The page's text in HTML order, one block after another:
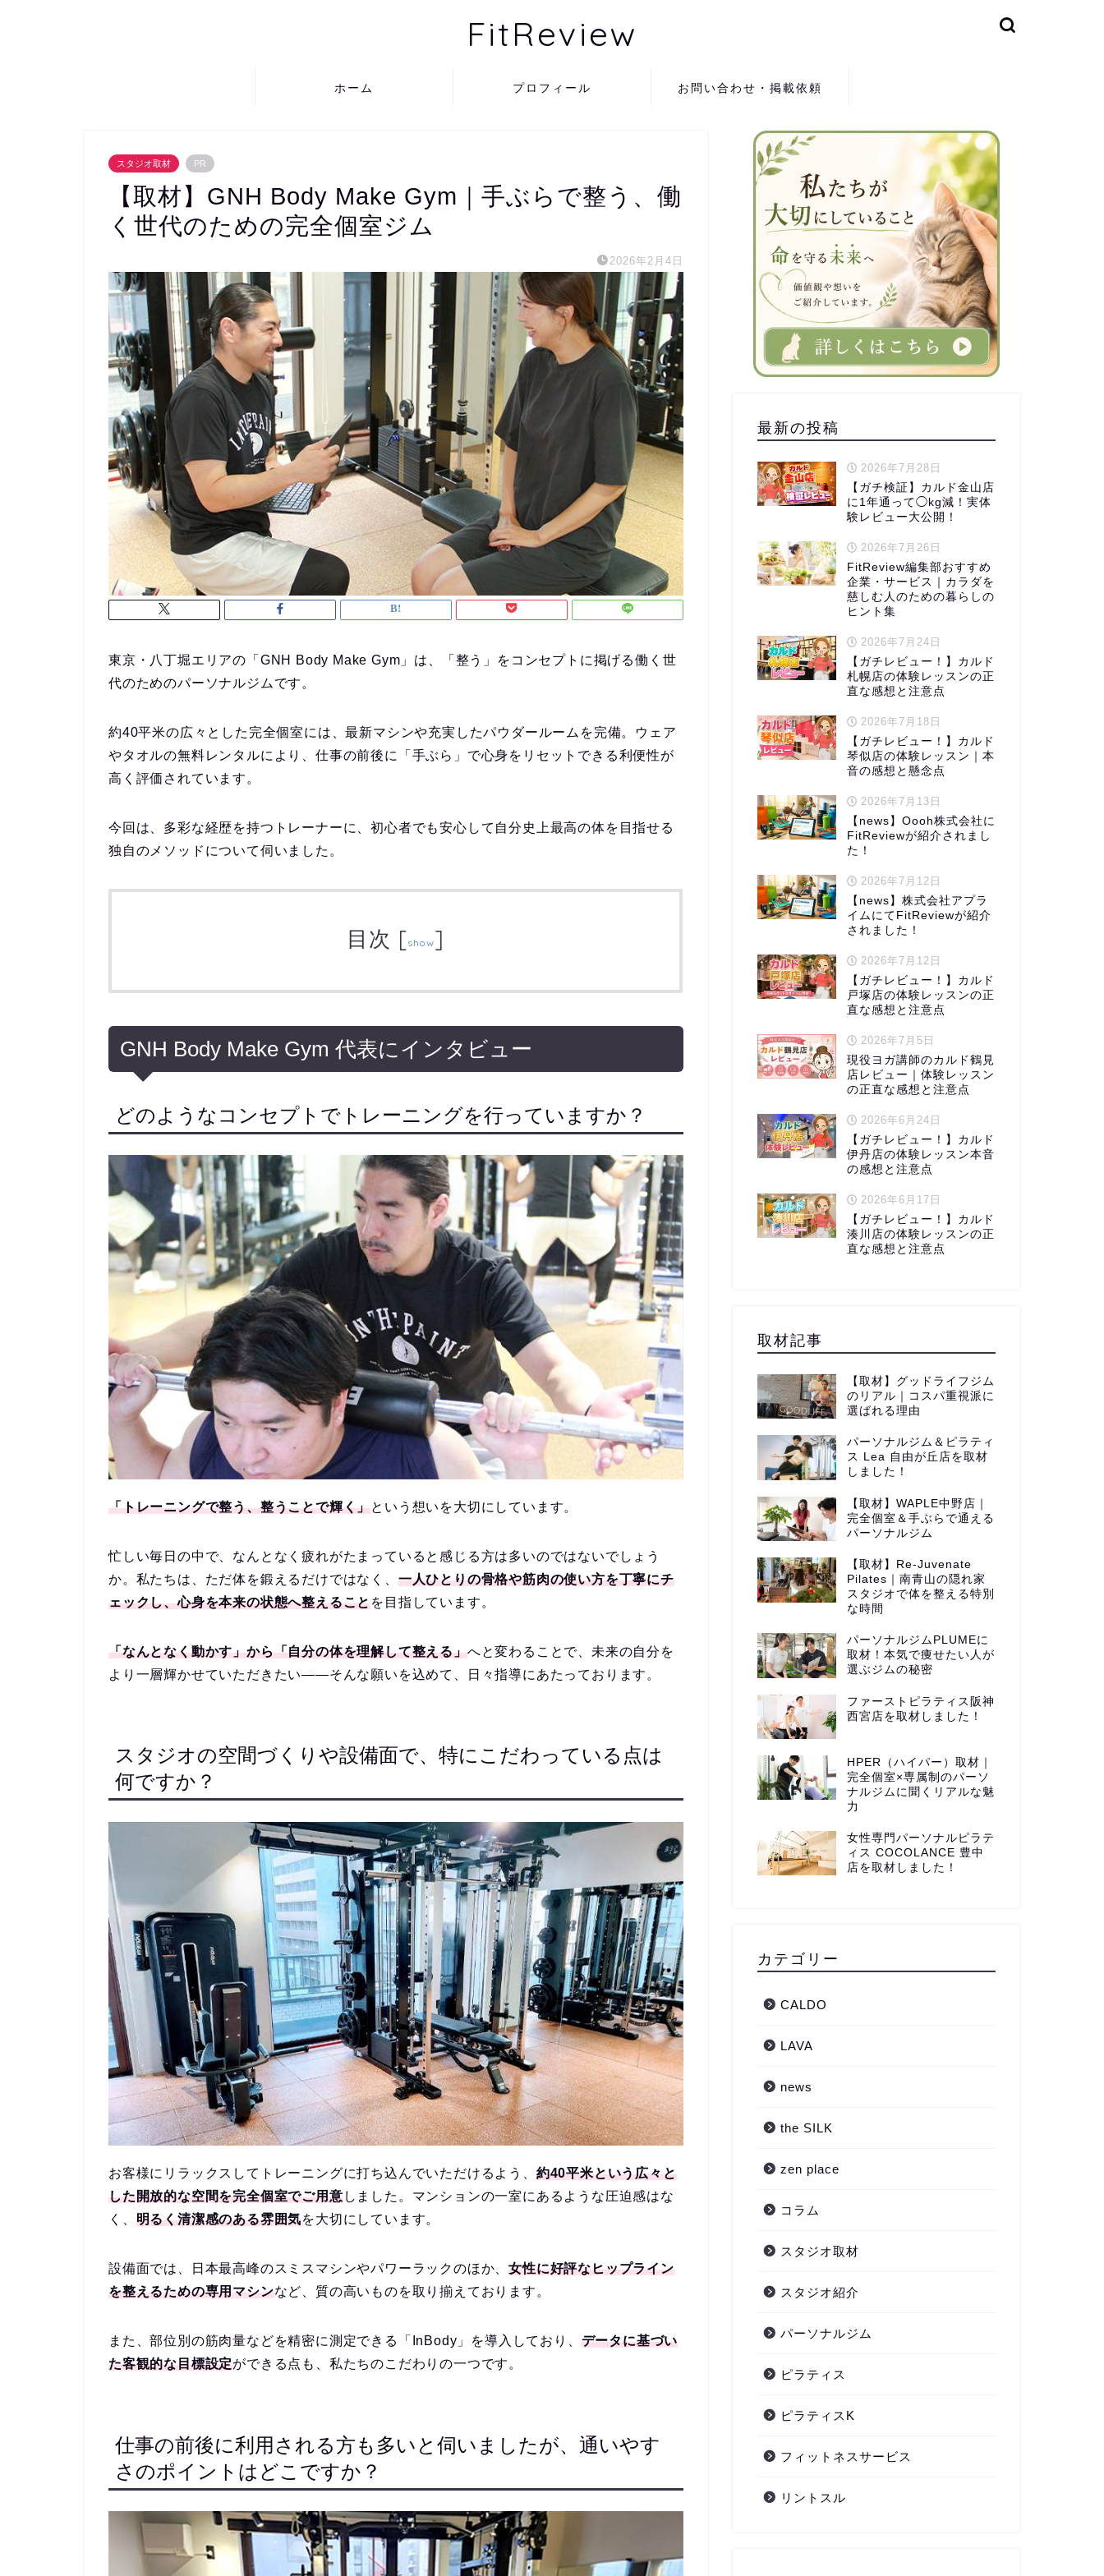
FitReview
ホーム プロフィール お問い合わせ・掲載依頼
スタジオ取材 PR
【取材】GNH Body Make Gym｜手ぶらで整う、働
く世代のための完全個室ジム
2026年2月4日
東京・八丁堀エリアの「GNH Body Make Gym」は、「整う」をコンセプトに掲げる働く世
代のためのパーソナルジムです。
約40平米の広々とした完全個室には、最新マシンや充実したパウダールームを完備。ウェア
やタオルの無料レンタルにより、仕事の前後に「手ぶら」で心身をリセットできる利便性が
高く評価されています。
今回は、多彩な経歴を持つトレーナーに、初心者でも安心して自分史上最高の体を目指せる
独自のメソッドについて伺いました。
目次 [show]
GNH Body Make Gym 代表にインタビュー
どのようなコンセプトでトレーニングを行っていますか？
「トレーニングで整う、整うことで輝く」という想いを大切にしています。
忙しい毎日の中で、なんとなく疲れがたまっていると感じる方は多いのではないでしょう
か。私たちは、ただ体を鍛えるだけではなく、 一人ひとりの骨格や筋肉の使い方を丁寧にチ
ェックし、心身を本来の状態へ整えることを目指しています。
「なんとなく動かす」から「自分の体を理解して整える」へと変わることで、未来の自分を
より一層輝かせていただきたい——そんな願いを込めて、日々指導にあたっております。
スタジオの空間づくりや設備面で、特にこだわっている点は
何ですか？
お客様にリラックスしてトレーニングに打ち込んでいただけるよう、 約40平米という広々と
した開放的な空間を完全個室でご用意しました。マンションの一室にあるような圧迫感はな
く、 明るく清潔感のある雰囲気を大切にしています。
設備面では、日本最高峰のスミスマシンやパワーラックのほか、女性に好評なヒップライン
を整えるための専用マシンなど、質の高いものを取り揃えております。
また、部位別の筋肉量などを精密に測定できる「InBody」を導入しており、 データに基づい
た客観的な目標設定ができる点も、私たちのこだわりの一つです。
仕事の前後に利用される方も多いと伺いましたが、通いやす
さのポイントはどこですか？
最新の投稿
2026年7月28日
【ガチ検証】カルド金山店
に1年通って◯kg減！実体
験レビュー大公開！
2026年7月26日
FitReview編集部おすすめ
企業・サービス｜カラダを
慈しむ人のための暮らしの
ヒント集
2026年7月24日
【ガチレビュー！】カルド
札幌店の体験レッスンの正
直な感想と注意点
2026年7月18日
【ガチレビュー！】カルド
琴似店の体験レッスン｜本
音の感想と懸念点
2026年7月13日
【news】Oooh株式会社に
FitReviewが紹介されまし
た！
2026年7月12日
【news】株式会社アプラ
イムにてFitReviewが紹介
されました！
2026年7月12日
【ガチレビュー！】カルド
戸塚店の体験レッスンの正
直な感想と注意点
2026年7月5日
現役ヨガ講師のカルド鶴見
店レビュー｜体験レッスン
の正直な感想と注意点
2026年6月24日
【ガチレビュー！】カルド
伊丹店の体験レッスン本音
の感想と注意点
2026年6月17日
【ガチレビュー！】カルド
湊川店の体験レッスンの正
直な感想と注意点
取材記事
【取材】グッドライフジム
のリアル｜コスパ重視派に
選ばれる理由
パーソナルジム＆ピラティ
ス Lea 自由が丘店を取材
しました！
【取材】WAPLE中野店｜
完全個室＆手ぶらで通える
パーソナルジム
【取材】Re-Juvenate
Pilates｜南青山の隠れ家
スタジオで体を整える特別
な時間
パーソナルジムPLUMEに
取材！本気で痩せたい人が
選ぶジムの秘密
ファーストピラティス阪神
西宮店を取材しました！
HPER（ハイパー）取材｜
完全個室×専属制のパーソ
ナルジムに聞くリアルな魅
力
女性専門パーソナルピラテ
ィス COCOLANCE 豊中
店を取材しました！
カテゴリー
CALDO
LAVA
news
the SILK
zen place
コラム
スタジオ取材
スタジオ紹介
パーソナルジム
ピラティス
ピラティスK
フィットネスサービス
リントスル